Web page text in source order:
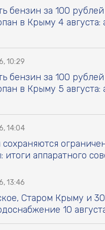
бензин за 100
в Крыму 4 августа:
10:29
бензин за 100
в Крыму 5 августа:
14:04
итоги аппаратного
13:46
Старом Крыму и
10